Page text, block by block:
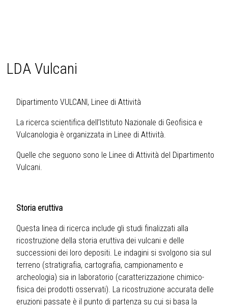
LDA Vulcani
Dipartimento VULCANI, Linee di Attività
La ricerca scientifica dell’Istituto Nazionale di Geofisica e
Vulcanologia è organizzata in Linee di Attività.
Quelle che seguono sono le Linee di Attività del Dipartimento
Vulcani.
Storia eruttiva
Questa linea di ricerca include gli studi finalizzati alla
ricostruzione della storia eruttiva dei vulcani e delle
successioni dei loro depositi. Le indagini si svolgono sia sul
terreno (stratigrafia, cartografia, campionamento e
archeologia) sia in laboratorio (caratterizzazione chimico-
fisica dei prodotti osservati). La ricostruzione accurata delle
eruzioni passate è il punto di partenza su cui si basa la